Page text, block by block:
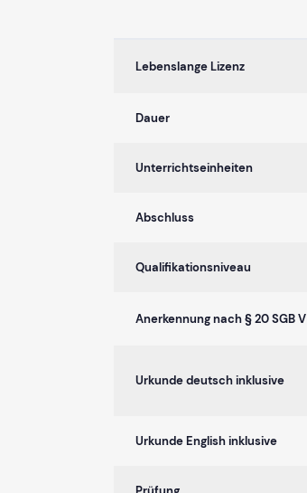
Lebenslange Lizenz
Dauer
Unterrichtseinheiten
Abschluss
Qualifikationsniveau
Anerkennung nach § 20 SGB V
Urkunde deutsch inklusive
Urkunde English inklusive